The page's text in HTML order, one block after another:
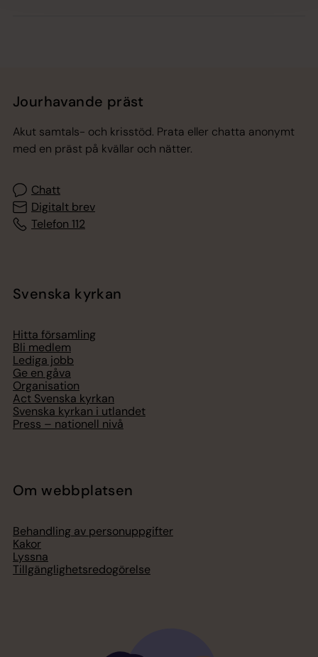
Jourhavande präst
Akut samtals- och krisstöd. Prata eller chatta anonymt
med en präst på kvällar och nätter.
Chatt
Digitalt brev
Telefon 112
Svenska kyrkan
Hitta församling
Bli medlem
Lediga jobb
Ge en gåva
Organisation
Act Svenska kyrkan
Svenska kyrkan i utlandet
Press – nationell nivå
Om webbplatsen
Behandling av personuppgifter
Kakor
Lyssna
Tillgänglighetsredogörelse